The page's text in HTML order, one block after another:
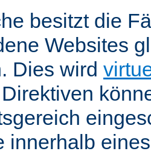
besitzt die
Websites
Dies wird
innerhalb